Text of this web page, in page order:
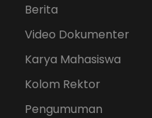
Berita
Video Dokumenter
Karya Mahasiswa
Kolom Rektor
Pengumuman